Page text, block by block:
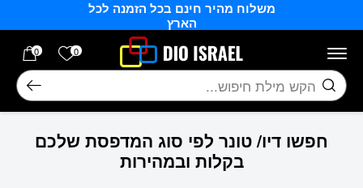
משלוח מהיר חינם בכל הזמנה לכל
הארץ
0 הרשימה
0
חיפוש
חפשו דיו/ טונר לפי סוג המדפסת שלכם
בקלות ובמהירות